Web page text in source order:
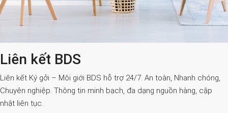
Liên kết BDS
Liên kết Ký gởi – Môi giới BDS hỗ trợ 24/7. An toàn, Nhanh chóng,
Chuyên nghiệp. Thông tin minh bạch, đa dạng nguồn hàng, cập
nhật liên tục.